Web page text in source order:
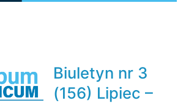
Biuletyn nr 3
(156) Lipiec –